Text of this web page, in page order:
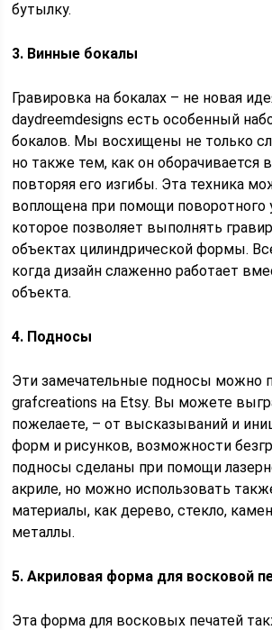
бутылку.
3. Винные бокалы
Гравировка на бокалах – не новая
daydreemdesigns есть особенный
бокалов. Мы восхищены не только
но также тем, как он оборачивается
повторяя его изгибы. Эта техника
воплощена при помощи поворотного
которое позволяет выполнять
объектах цилиндрической формы.
когда дизайн слаженно работает
объекта.
4. Подносы
Эти замечательные подносы можно
grafcreations на Etsy. Вы можете
пожелаете, – от высказываний и
форм и рисунков, возможности
подносы сделаны при помощи
акриле, но можно использовать
материалы, как дерево, стекло,
металлы.
5. Акриловая форма для восковой
Эта форма для восковых печатей